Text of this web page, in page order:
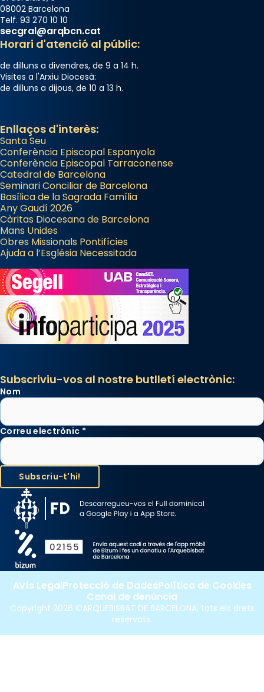
08002 Barcelona
Telf. 93 270 10 10
secgral@arqbcn.cat
Horari d'atenció al públic:
de dilluns a divendres, de 9 a 14 h.
Visites a l'Arxiu Diocesà:
de dilluns a dijous, de 10 a 13 h.
Enllaços d'interès:
Santa Seu
Conferència Episcopal Espanyola
Conferència Episcopal Tarraconense
Catedral de Barcelona
Seminari Conciliar de Barcelona
Basílica de la Sagrada Família
Any Gaudí 2026
Càritas Diocesana de Barcelona
Mans Unides
Obres Missionals Pontifícies
Ajuda a l’Església Necessitada
Subscriviu-vos al nostre butlletí electrònic:
Nom
Correu electrònic *
Copyright 2026 ©ARQUEBISBAT DE BARCELONA, tots els drets
reservats.
Avís LegalProtecció de DadesPolítica de Cookies
Canal de denúncia